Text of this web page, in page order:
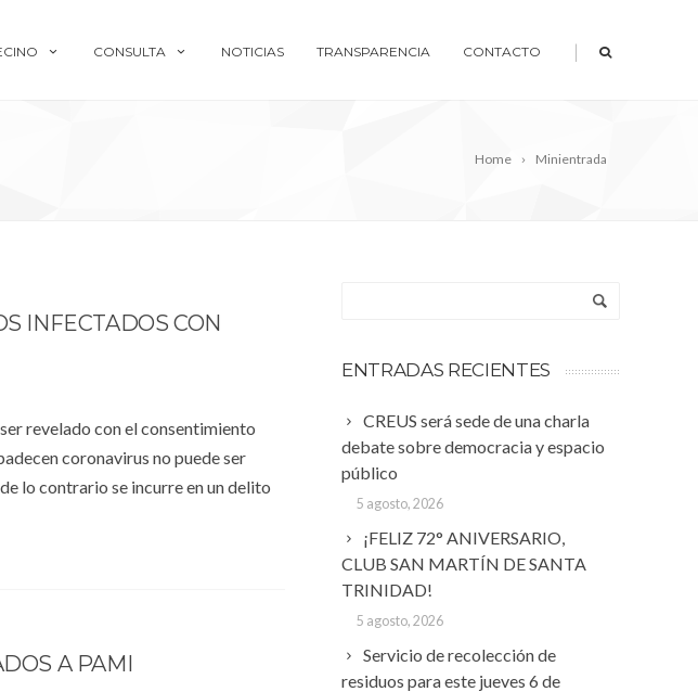
CONSULTA NOTICIAS TRANSPARENCIA CONTACTO |
Home Minientrada
INFECTADOS CON
revelado con el consentimiento
coronavirus no puede ser
lo contrario se incurre en un delito
A PAMI
ENTRADAS RECIENTES
CREUS será sede de una charla
debate sobre democracia y espacio
público
5 agosto, 2026
¡FELIZ 72° ANIVERSARIO,
CLUB SAN MARTÍN DE SANTA
TRINIDAD!
5 agosto, 2026
Servicio de recolección de
residuos para este jueves 6 de